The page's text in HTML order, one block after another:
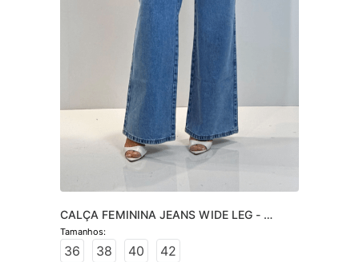
CALÇA FEMININA JEANS WIDE LEG -
JEANS CLARO
36 38 40 42